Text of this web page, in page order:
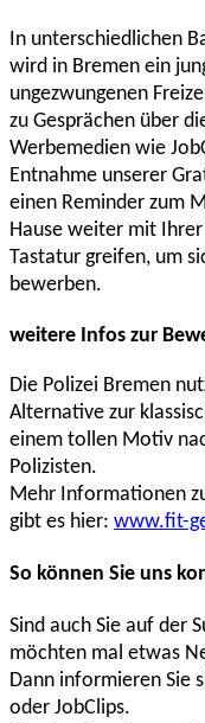
In unterschiedlichen
wird in Bremen ein
ungezwungenen
zu Gesprächen über
Werbemedien wie
Entnahme unserer
einen Reminder zum
Hause weiter mit
Tastatur greifen, um
bewerben.
weitere Infos zur
Die Polizei Bremen
Alternative zur
einem tollen Motiv
Polizisten.
Mehr Informationen
gibt es hier: www.fit-
So können Sie uns
Sind auch Sie auf der
möchten mal etwas
Dann informieren Sie
oder JobClips.